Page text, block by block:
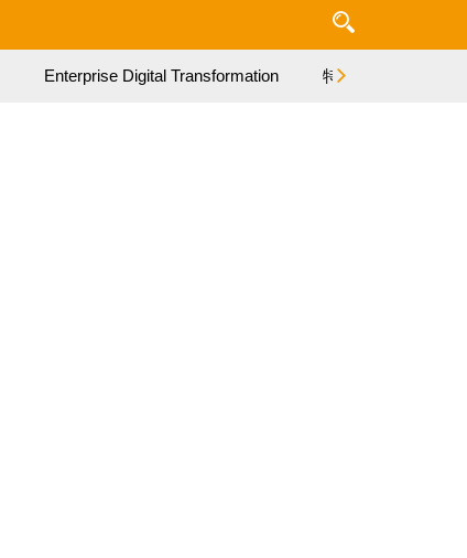
Enterprise Digital Transformation 特集